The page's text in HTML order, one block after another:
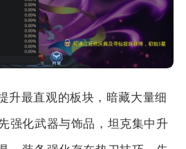
升最直观的板块，暗藏大量细
强化武器与饰品，坦克集中升